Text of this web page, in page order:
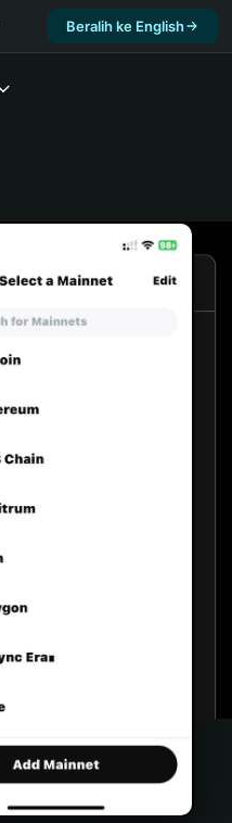
Beralih ke English